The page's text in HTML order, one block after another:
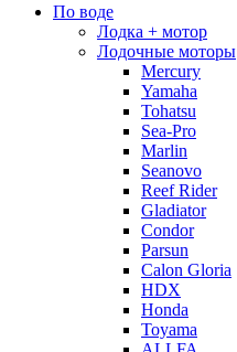
По воде
Лодка + мотор
Лодочные моторы
Mercury
Yamaha
Tohatsu
Sea-Pro
Marlin
Seanovo
Reef Rider
Gladiator
Condor
Parsun
Calon Gloria
HDX
Honda
Toyama